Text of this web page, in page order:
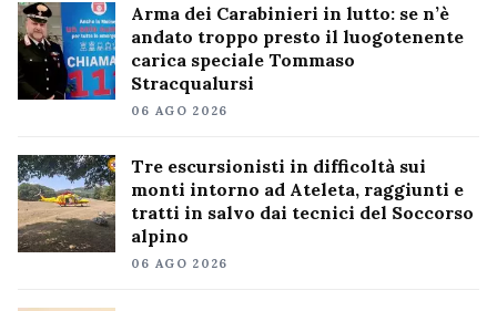
Arma dei Carabinieri in lutto: se n’è
andato troppo presto il luogotenente
carica speciale Tommaso
Stracqualursi
06 AGO 2026
Tre escursionisti in difficoltà sui
monti intorno ad Ateleta, raggiunti e
tratti in salvo dai tecnici del Soccorso
alpino
06 AGO 2026